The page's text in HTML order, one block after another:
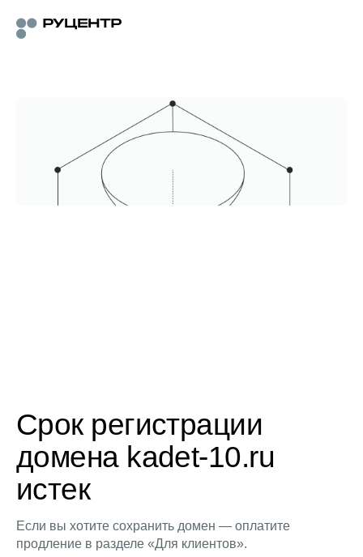
Срок регистрации
домена kadet-10.ru
истек
Если вы хотите сохранить домен — оплатите
продление в разделе «Для клиентов».